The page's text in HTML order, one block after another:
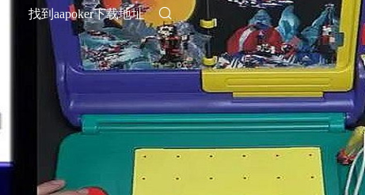
找到aapoker下载地址